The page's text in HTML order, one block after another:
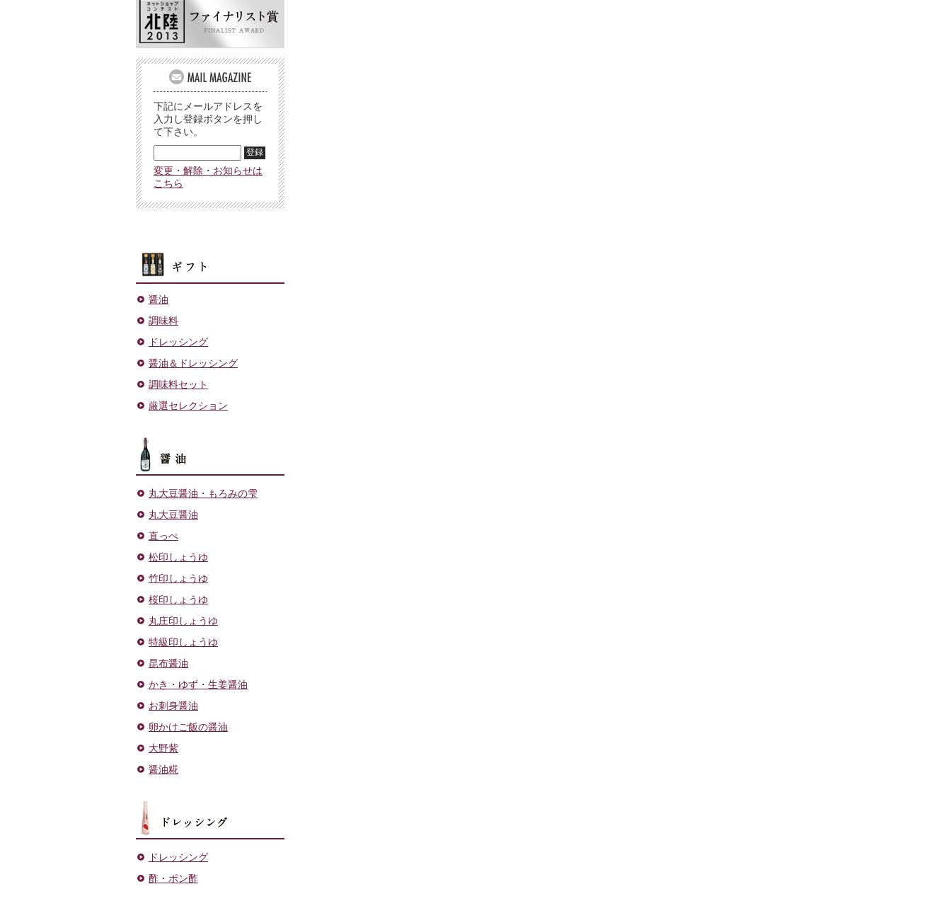
下記にメールアドレスを
入力し登録ボタンを押し
て下さい。
変更・解除・お知らせは
こちら
醤油
調味料
ドレッシング
醤油＆ドレッシング
調味料セット
厳選セレクション
丸大豆醤油・もろみの雫
丸大豆醤油
直っぺ
松印しょうゆ
竹印しょうゆ
桜印しょうゆ
丸庄印しょうゆ
特級印しょうゆ
昆布醤油
かき・ゆず・生姜醤油
お刺身醤油
卵かけご飯の醤油
大野紫
醤油糀
ドレッシング
酢・ポン酢